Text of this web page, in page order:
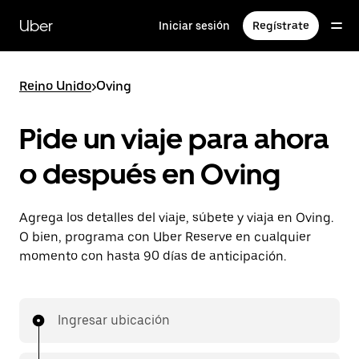
contenido
principal
Uber Iniciar sesión Regístrate
Reino Unido>Oving
Pide un viaje para ahora
o después en Oving
Agrega los detalles del viaje, súbete y viaja en Oving.
O bien, programa con Uber Reserve en cualquier
momento con hasta 90 días de anticipación.
Ingresar ubicación